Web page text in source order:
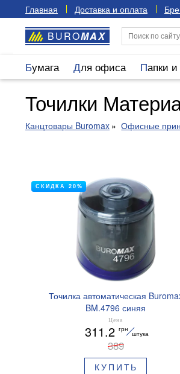
Главная Доставка и оплата
BUROMAX
Бумага Для офиса Папки
Точилки
Канцтовары Buromax Офисные
Точилка автоматическая
BM.4796 синяя
Цена
311.2 грн
штука
389
КУПИТЬ
СКИДКА 20%